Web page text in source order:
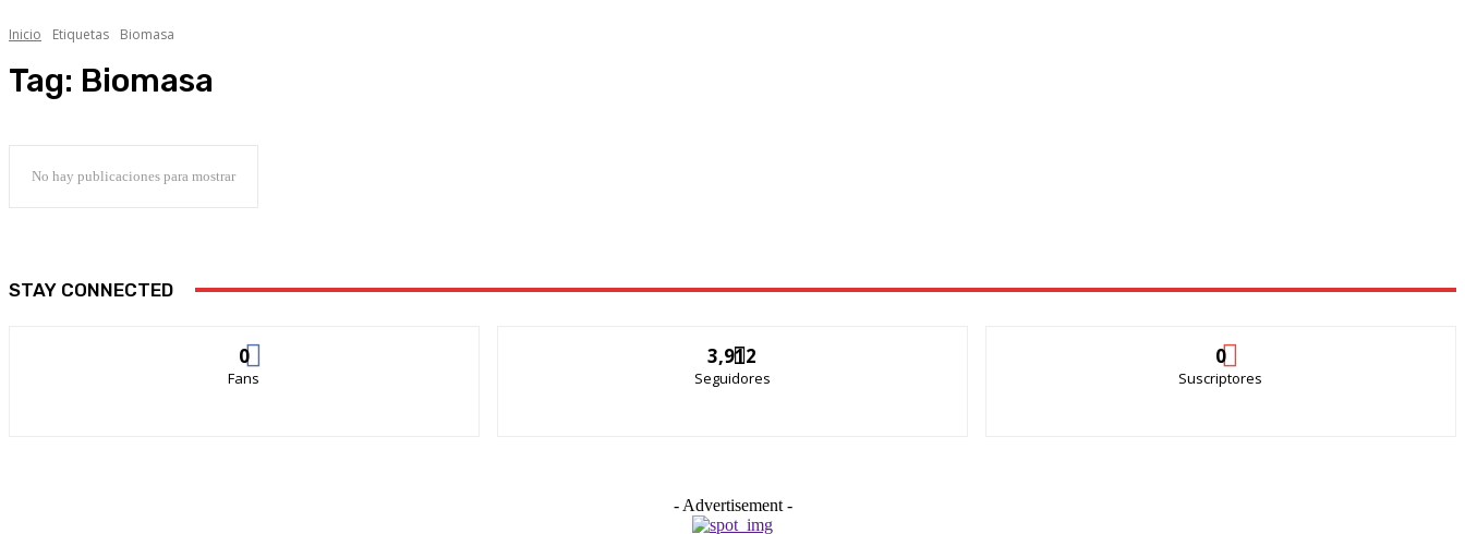
Inicio Etiquetas Biomasa
Tag: Biomasa
No hay publicaciones para mostrar
STAY CONNECTED
0
Fans
3,912
Seguidores
0
Suscriptores
- Advertisement -